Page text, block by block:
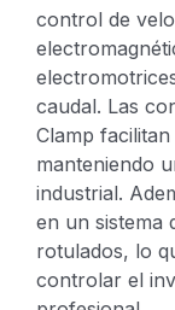
control de
caudal. Las
Clamp
manteniendo
industrial.
en un sistema
rotulados, lo
controlar el